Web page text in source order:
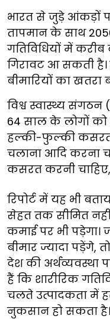
भारत से जुड़े आंकड़ों
तापमान के साथ
गतिविधियों में करीब
गिरावट आ सकती
बीमारियों का खतरा
विश्व स्वास्थ्य
64 साल के लोगों
हल्की-फुल्की
चलाना आदि करना
कसरत करनी
रिपोर्ट में यह भी
सेहत तक सीमित
कमाई पर भी
बीमार ज्यादा पड़ेंगे,
देश की अर्थव्यवस्था
हैं कि शारीरिक
चलते उत्पादकता में
नुकसान हो सकता है।